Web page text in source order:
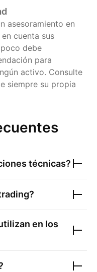
asesoramiento en
cuenta sus
debe
para
activo. Consulte
siempre su propia
técnicas?
en los